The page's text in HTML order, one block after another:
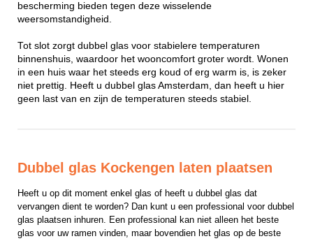
bescherming bieden tegen deze wisselende
weersomstandigheid.
Tot slot zorgt dubbel glas voor stabielere temperaturen
binnenshuis, waardoor het wooncomfort groter wordt. Wonen
in een huis waar het steeds erg koud of erg warm is, is zeker
niet prettig. Heeft u dubbel glas Amsterdam, dan heeft u hier
geen last van en zijn de temperaturen steeds stabiel.
Dubbel glas Kockengen laten plaatsen
Heeft u op dit moment enkel glas of heeft u dubbel glas dat
vervangen dient te worden? Dan kunt u een professional voor dubbel
glas plaatsen inhuren. Een professional kan niet alleen het beste
glas voor uw ramen vinden, maar bovendien het glas op de beste